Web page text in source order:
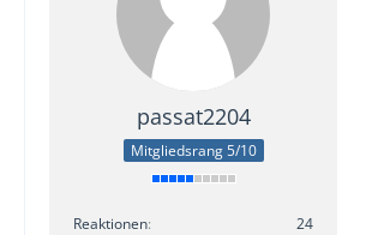
passat2204
Mitgliedsrang 5/10
Reaktionen
24